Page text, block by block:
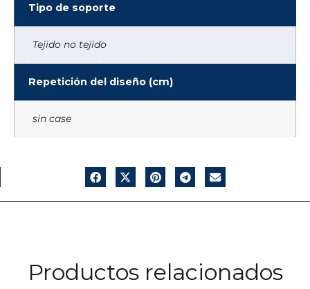
Tipo de soporte
Tejido no tejido
Repetición del diseño (cm)
sin case
Productos relacionados